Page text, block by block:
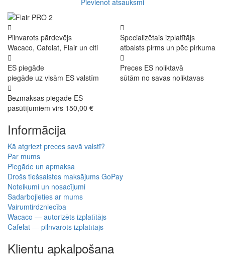
Pievienot atsauksmi
Pilnvarots pārdevējs
Wacaco, Cafelat, Flair un citi
Specializētais izplatītājs
atbalsts pirms un pēc pirkuma
ES piegāde
piegāde uz visām ES valstīm
Preces ES noliktavā
sūtām no savas noliktavas
Bezmaksas piegāde ES
pasūtījumiem virs 150,00 €
Informācija
Kā atgriezt preces savā valstī?
Par mums
Piegāde un apmaksa
Drošs tiešsaistes maksājums GoPay
Noteikumi un nosacījumi
Sadarbojieties ar mums
Vairumtirdzniecība
Wacaco — autorizēts izplatītājs
Cafelat — pilnvarots izplatītājs
Klientu apkalpošana